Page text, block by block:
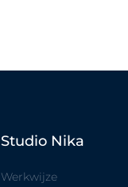
Studio Nika
Werkwijze